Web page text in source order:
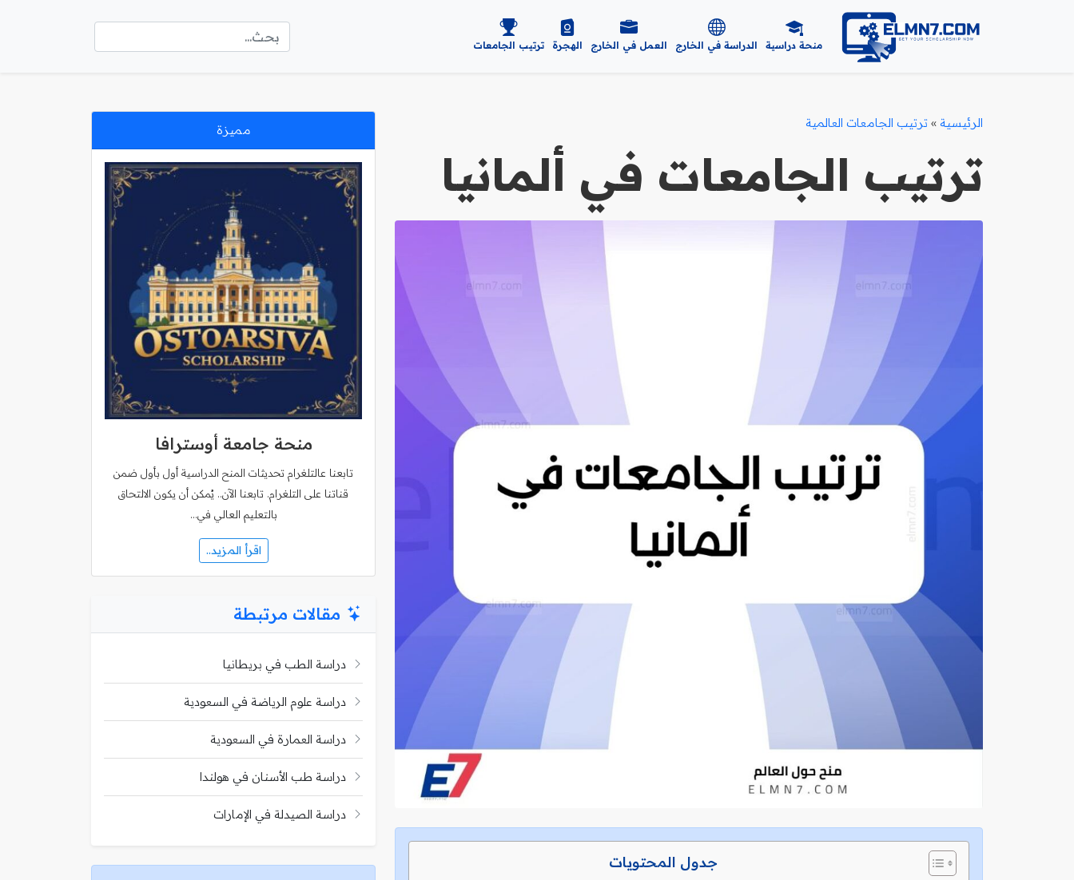
منحة دراسية الدراسة في الخارج العمل في الخارج الهجرة ترتيب الجامعات
الرئيسية » ترتيب الجامعات العالمية
ترتيب الجامعات في ألمانيا
جدول المحتويات
مميزة
منحة جامعة أوسترافا
تابعنا عالتلغرام تحديثات المنح الدراسية أول بأول ضمن
قناتنا على التلغرام. تابعنا الآن.. يُمكن أن يكون الالتحاق
بالتعليم العالي في…
اقرأ المزيد..
مقالات مرتبطة
دراسة الطب في بريطانيا
دراسة علوم الرياضة في السعودية
دراسة العمارة في السعودية
دراسة طب الأسنان في هولندا
دراسة الصيدلة في الإمارات